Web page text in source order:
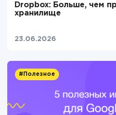
Dropbox: Больше, чем
хранилище
23.06.2026
#Полезное